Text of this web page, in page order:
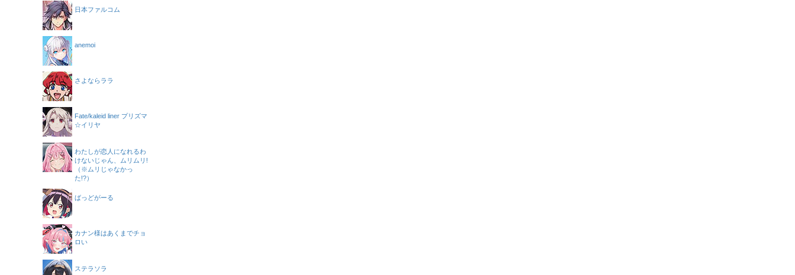
日本ファルコム
anemoi
さよならララ
Fate/kaleid liner プリズマ
☆イリヤ
わたしが恋人になれるわ
けないじゃん、ムリムリ!
（※ムリじゃなかっ
た!?）
ばっどがーる
カナン様はあくまでチョ
ロい
ステラソラ